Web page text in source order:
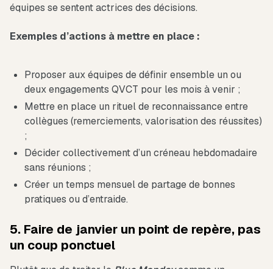
équipes se sentent actrices des décisions.
Exemples d’actions à mettre en place :
Proposer aux équipes de définir ensemble un ou
deux engagements QVCT pour les mois à venir ;
Mettre en place un rituel de reconnaissance entre
collègues (remerciements, valorisation des réussites)
;
Décider collectivement d’un créneau hebdomadaire
sans réunions ;
Créer un temps mensuel de partage de bonnes
pratiques ou d’entraide.
5. Faire de janvier un point de repère, pas
un coup ponctuel